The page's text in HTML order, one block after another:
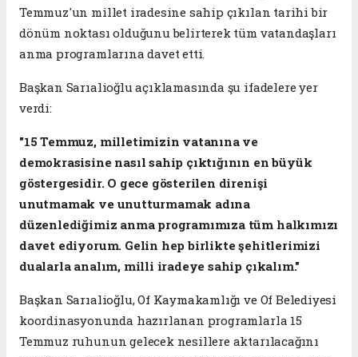
Temmuz'un millet iradesine sahip çıkılan tarihi bir
dönüm noktası olduğunu belirterek tüm vatandaşları
anma programlarına davet etti.
Başkan Sarıalioğlu açıklamasında şu ifadelere yer
verdi:
"15 Temmuz, milletimizin vatanına ve
demokrasisine nasıl sahip çıktığının en büyük
göstergesidir. O gece gösterilen direnişi
unutmamak ve unutturmamak adına
düzenlediğimiz anma programımıza tüm halkımızı
davet ediyorum. Gelin hep birlikte şehitlerimizi
dualarla analım, milli iradeye sahip çıkalım."
Başkan Sarıalioğlu, Of Kaymakamlığı ve Of Belediyesi
koordinasyonunda hazırlanan programlarla 15
Temmuz ruhunun gelecek nesillere aktarılacağını